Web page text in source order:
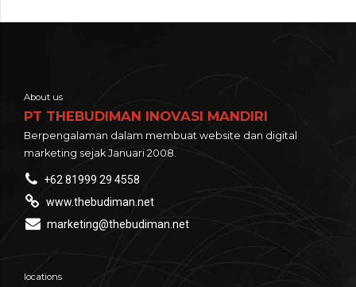
About us
PT THEBUDIMAN INOVASI MANDIRI
Berpengalaman dalam membuat website dan digital
marketing sejak Januari 2008.
+62 81999 29 4558
www.thebudiman.net
marketing@thebudiman.net
locations